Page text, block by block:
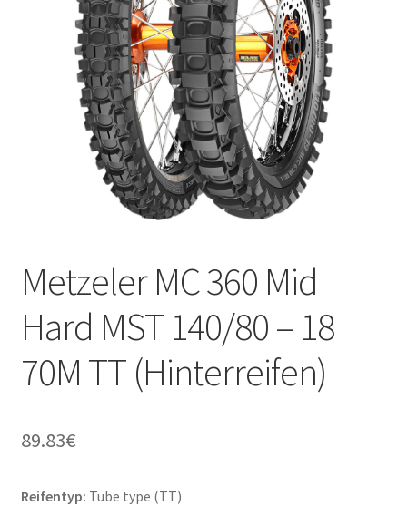
Metzeler MC 360 Mid
Hard MST 140/80 – 18
70M TT (Hinterreifen)
89.83€
Reifentyp: Tube type (TT)